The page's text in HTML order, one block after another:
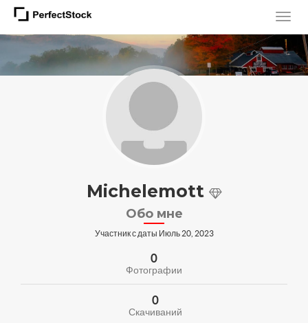
Michelemott
Обо мне
Участник с даты Июль 20, 2023
0
Фотографии
0
Скачиваний